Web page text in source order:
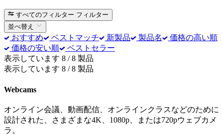
すべてのフィルター フィルター
並べ替え
おすすめ ベストマッチ 新製品 製品名
価格の高い順
価格の安い順
ベストセラー
表示しています 8 / 8 製品
表示しています 8 / 8 製品
Webcams
オンライン会議、動画配信、オンラインクラスなどのために
設計された、さまざまな4K、1080p、または720pウェブカメ
ラ。